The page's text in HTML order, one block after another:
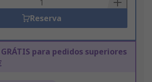
Reserva
para pedidos superiores